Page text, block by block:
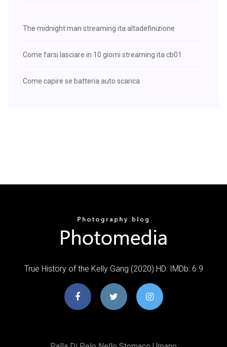
The midnight man streaming ita altadefinizione
Come farsi lasciare in 10 giorni streaming ita cb01
Come capire se batteria auto scarica
True History of the Kelly Gang (2020) HD. IMDb: 6.9